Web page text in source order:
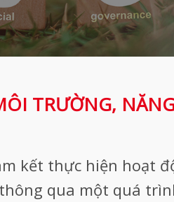
TRƯỜNG,
kết thực hiện hoạt
qua một quá